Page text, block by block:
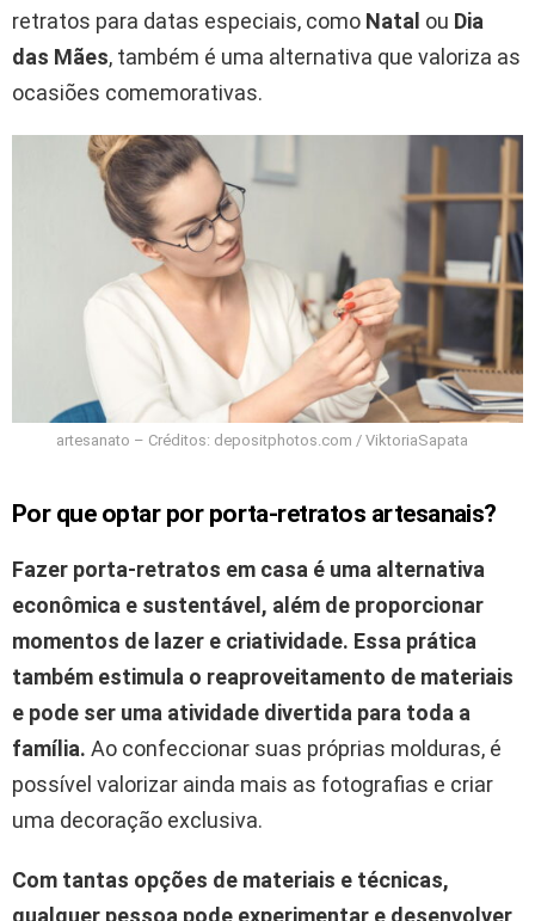
retratos para datas especiais, como Natal ou Dia
das Mães, também é uma alternativa que valoriza as
ocasiões comemorativas.
artesanato – Créditos: depositphotos.com / ViktoriaSapata
Por que optar por porta-retratos artesanais?
Fazer porta-retratos em casa é uma alternativa
econômica e sustentável, além de proporcionar
momentos de lazer e criatividade. Essa prática
também estimula o reaproveitamento de materiais
e pode ser uma atividade divertida para toda a
família. Ao confeccionar suas próprias molduras, é
possível valorizar ainda mais as fotografias e criar
uma decoração exclusiva.
Com tantas opções de materiais e técnicas,
qualquer pessoa pode experimentar e desenvolver